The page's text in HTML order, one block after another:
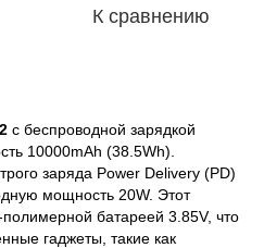
К сравнению
с беспроводной зарядкой
10000mAh (38.5Wh).
заряда Power Delivery (PD)
мощность 20W. Этот
батареей 3.85V, что
гаджеты, такие как